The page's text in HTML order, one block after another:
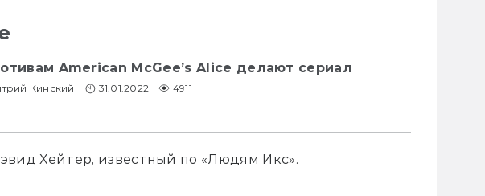
American McGee’s Alice делают сериал
Кинский 31.01.2022 4911
Хейтер, известный по «Людям Икс».